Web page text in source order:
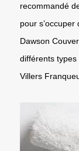
recommandé
pour
Dawson
différents
Villers